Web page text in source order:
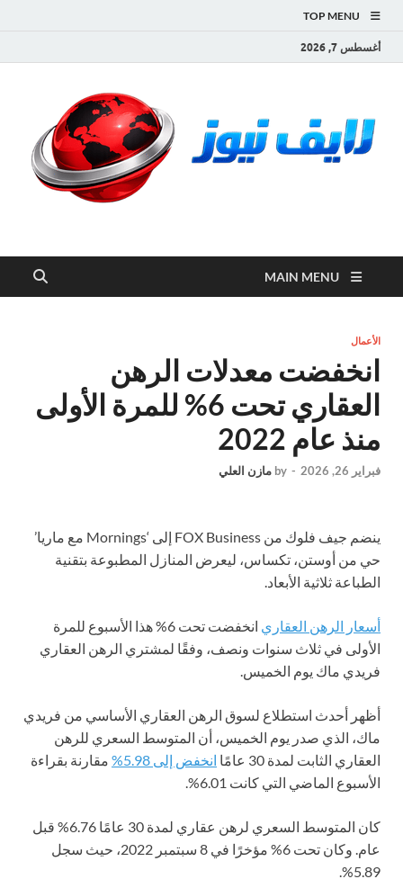
TOP MENU
أغسطس 7, 2026
لايف نيوز
MAIN MENU
الأعمال
انخفضت معدلات الرهن
العقاري تحت 6% للمرة الأولى
منذ عام 2022
فبراير 26, 2026 -
by مازن العلي
ينضم جيف فلوك من FOX Business إلى ‘Mornings مع ماريا’
حي من أوستن، تكساس، ليعرض المنازل المطبوعة بتقنية
الطباعة ثلاثية الأبعاد.
أسعار الرهن العقاري
انخفضت تحت 6% هذا الأسبوع للمرة
الأولى في ثلاث سنوات ونصف، وفقًا لمشتري الرهن العقاري
فريدي ماك يوم الخميس.
أظهر أحدث استطلاع لسوق الرهن العقاري الأساسي من فريدي
ماك، الذي صدر يوم الخميس، أن المتوسط ​​السعري للرهن
العقاري الثابت لمدة 30 عامًا
انخفض إلى 5.98%
مقارنة بقراءة
الأسبوع الماضي التي كانت 6.01%.
كان المتوسط ​​السعري لرهن عقاري لمدة 30 عامًا 6.76% قبل
عام. وكان تحت 6% مؤخرًا في 8 سبتمبر 2022، حيث سجل
5.89%.